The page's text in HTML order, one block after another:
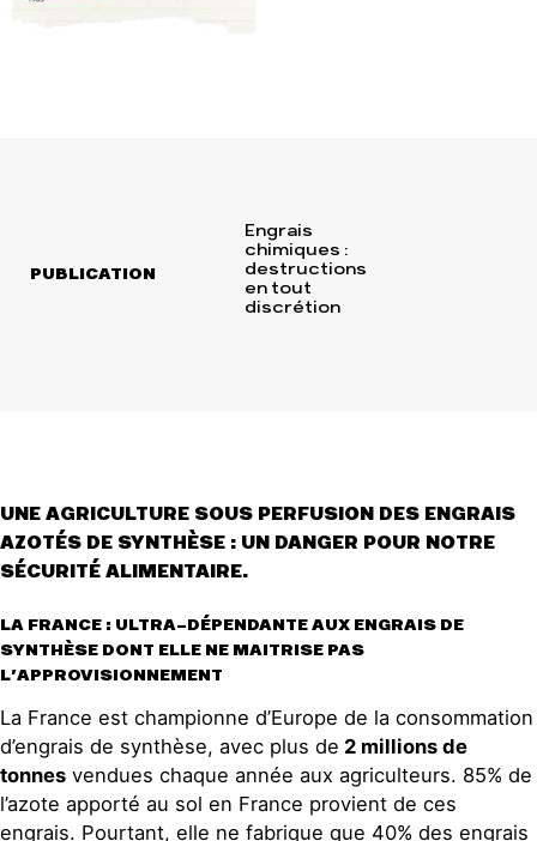
PUBLICATION
Engrais
chimiques :
destructions
en tout
discrétion
UNE AGRICULTURE SOUS PERFUSION DES ENGRAIS
AZOTÉS DE SYNTHÈSE : UN DANGER POUR NOTRE
SÉCURITÉ ALIMENTAIRE.
LA FRANCE : ULTRA-DÉPENDANTE AUX ENGRAIS DE
SYNTHÈSE DONT ELLE NE MAITRISE PAS
L’APPROVISIONNEMENT
La France est championne d’Europe de la consommation
d’engrais de synthèse, avec plus de 2 millions de
tonnes vendues chaque année aux agriculteurs. 85% de
l’azote apporté au sol en France provient de ces
engrais. Pourtant, elle ne fabrique que 40% des engrais